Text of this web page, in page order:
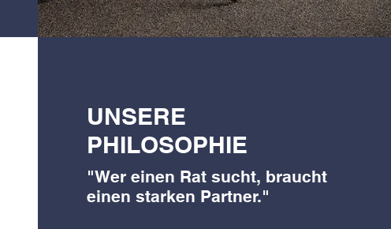
UNSERE
PHILOSOPHIE
"Wer einen Rat sucht, braucht
einen starken Partner."